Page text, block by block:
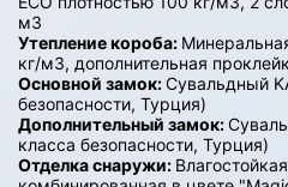
м3
Утепление короба:
кг/м3, дополнительная
Основной замок:Сувальдный
безопасности, Турция)
Дополнительный замок:
класса безопасности, Турция)
Отделка снаружи: